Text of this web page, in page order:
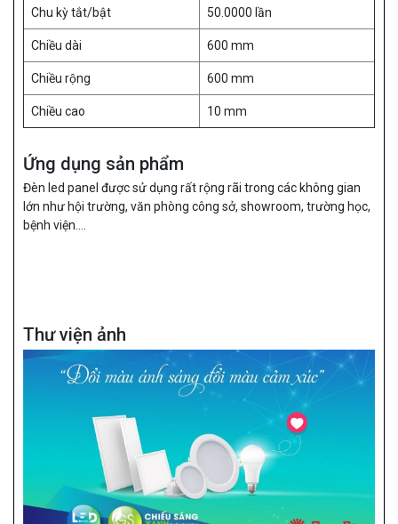
Chu kỳ tắt/bật 50.0000 lần
Chiều dài 600 mm
Chiều rộng 600 mm
Chiều cao 10 mm
Ứng dụng sản phẩm
Đèn led panel được sử dụng rất rộng rãi trong các không gian
lớn như hội trường, văn phòng công sở, showroom, trường học,
bệnh viện….
Thư viện ảnh